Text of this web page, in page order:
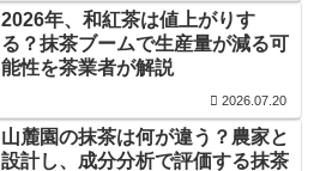
2026年、和紅茶は値上がりす
る？抹茶ブームで生産量が減る可
能性を茶業者が解説
2026.07.20
山麓園の抹茶は何が違う？農家と
設計し、成分分析で評価する抹茶